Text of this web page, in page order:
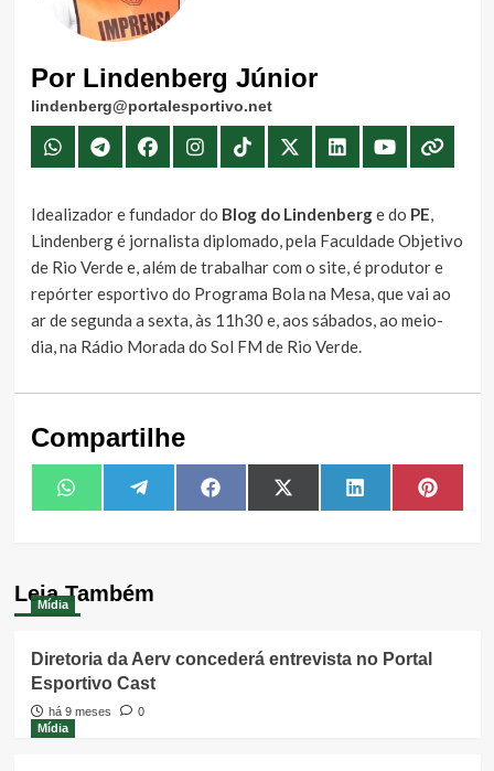
Por Lindenberg Júnior
lindenberg@portalesportivo.net
Idealizador e fundador do Blog do Lindenberge do PE,
Lindenberg é jornalista diplomado, pela Faculdade Objetivo
de Rio Verde e, além de trabalhar com o site, é produtor e
repórter esportivo do Programa Bola na Mesa, que vai ao
ar de segunda a sexta, às 11h30 e, aos sábados, ao meio-
dia, na Rádio Morada do Sol FM de Rio Verde.
Compartilhe
Share
on
WhatsAppShare
on
TelegramShare
on
FacebookShare
on
X
(Twitter)
Share
on
LinkedIn Share
on
Leia Também
Mídia
Diretoria da Aerv concederá entrevista no Portal
Esportivo Cast
há 9 meses
0
Mídia